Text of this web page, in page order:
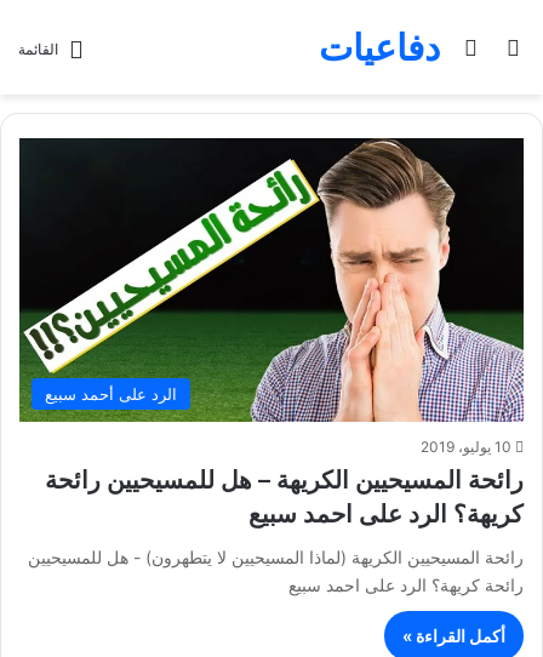
القائمة دفاعياتبحث عنالوضع المظلم
الرد على أحمد سبيع
10 يوليو، 2019
رائحة المسيحيين الكريهة – هل للمسيحيين رائحة
كريهة؟ الرد على احمد سبيع
رائحة المسيحيين الكريهة (لماذا المسيحيين لا يتطهرون) - هل للمسيحيين
رائحة كريهة؟ الرد على احمد سبيع
أكمل القراءة »